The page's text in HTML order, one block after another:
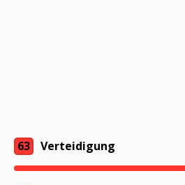
63 Verteidigung